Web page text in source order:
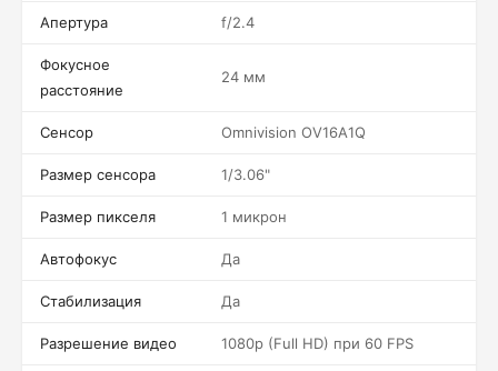
Апертура f/2.4
Фокусное
расстояние
24 мм
Сенсор Omnivision OV16A1Q
Размер сенсора 1/3.06"
Размер пикселя 1 микрон
Автофокус Да
Стабилизация Да
Разрешение видео 1080p (Full HD) при 60 FPS